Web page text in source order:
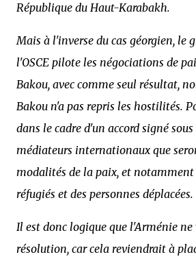
République du Haut-Karabakh.
Mais à l'inverse du cas géorgien, le
l'OSCE pilote les négociations de
Bakou, avec comme seul résultat,
Bakou n'a pas repris les hostilités.
dans le cadre d'un accord signé sous
médiateurs internationaux que
modalités de la paix, et
réfugiés et des personnes déplacées.
Il est donc logique que l'Arménie
résolution, car cela reviendrait à